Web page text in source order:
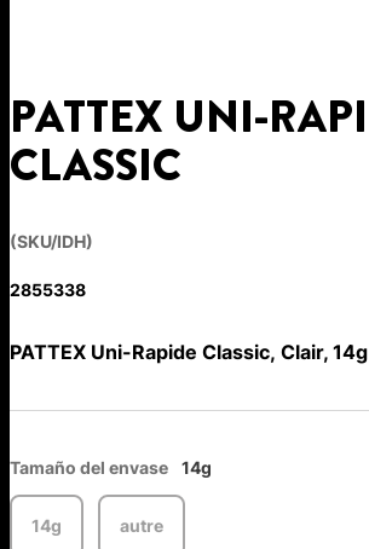
PATTEX UNI-
CLASSIC
(SKU/IDH)
2855338
PATTEX Uni-Rapide Classic, Clair, 14g
Tamaño del envase 14g
14g autre